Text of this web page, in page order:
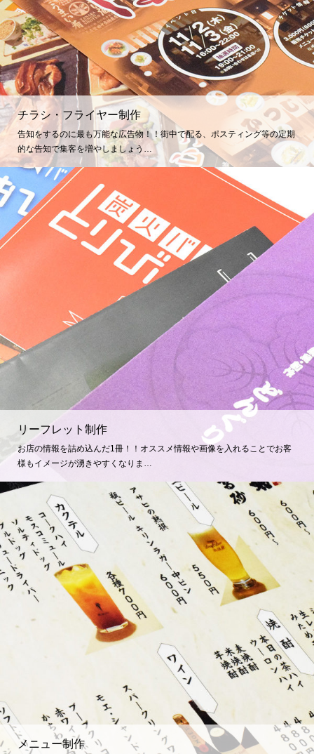
チラシ・フライヤー制作
告知をするのに最も万能な広告物！！街中で配る、ポスティング等の定期
的な告知で集客を増やしましょう…
リーフレット制作
お店の情報を詰め込んだ1冊！！オススメ情報や画像を入れることでお客
様もイメージが湧きやすくなりま…
メニュー制作